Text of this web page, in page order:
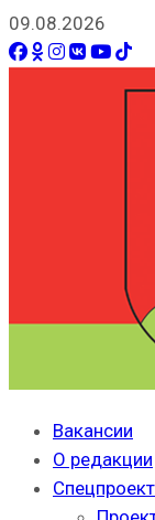
09.08.2026
Вакансии
О редакции